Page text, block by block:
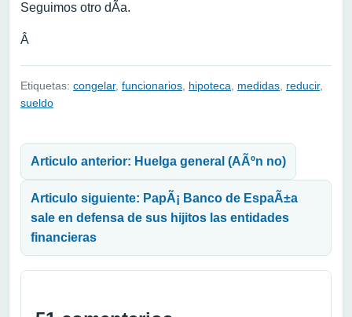
Seguimos otro dÃ­a.
Â
Etiquetas: congelar, funcionarios, hipoteca, medidas, reducir,
sueldo
Articulo anterior: Huelga general (AÃºn no)
Articulo siguiente: PapÃ¡ Banco de EspaÃ±a
sale en defensa de sus hijitos las entidades
financieras